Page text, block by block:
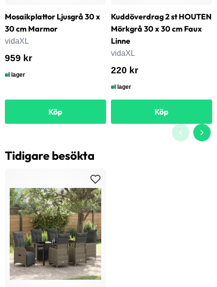
Mosaikplattor Ljusgrå 30 x
30 cm Marmor
vidaXL
959 kr
I lager
Köp
Kuddöverdrag 2 st HOUTEN
Mörkgrå 30 x 30 cm Faux
Linne
vidaXL
220 kr
I lager
Köp
Tidigare besökta